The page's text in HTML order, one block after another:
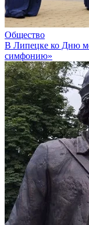
Общество
В Липецке ко Дню
симфонию»